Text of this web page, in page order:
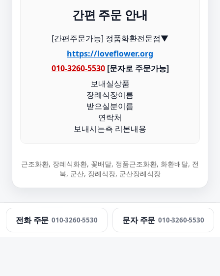
간편 주문 안내
[간편주문가능] 정품화환전문점▼
https://loveflower.org
010-3260-5530[문자로 주문가능]
보내실상품
장례식장이름
받으실분이름
연락처
보내시는측 리본내용
근조화환, 장례식화환, 꽃배달, 정품근조화환, 화환배달, 전
북, 군산, 장례식장, 군산장례식장
정직한화환 · 근조화환 당일 배송 · 문의:010-3260-5530
전화 주문 010-3260-5530 문자 주문 010-3260-5530